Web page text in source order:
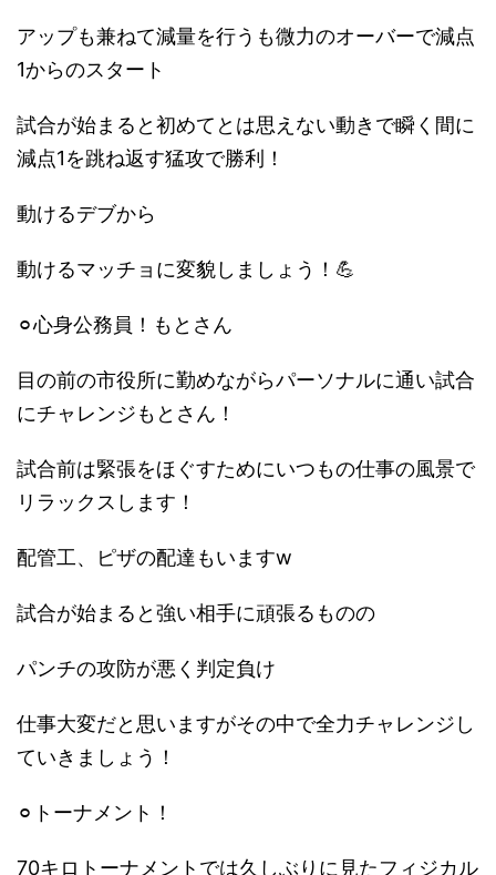
アップも兼ねて減量を行うも微力のオーバーで減点
1からのスタート
試合が始まると初めてとは思えない動きで瞬く間に
減点1を跳ね返す猛攻で勝利！
動けるデブから
動けるマッチョに変貌しましょう！💪
⚪︎心身公務員！もとさん
目の前の市役所に勤めながらパーソナルに通い試合
にチャレンジもとさん！
試合前は緊張をほぐすためにいつもの仕事の風景で
リラックスします！
配管工、ピザの配達もいますw
試合が始まると強い相手に頑張るものの
パンチの攻防が悪く判定負け
仕事大変だと思いますがその中で全力チャレンジし
ていきましょう！
⚪︎トーナメント！
70キロトーナメントでは久しぶりに見たフィジカル